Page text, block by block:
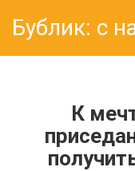
контенту
Бублик: с
К